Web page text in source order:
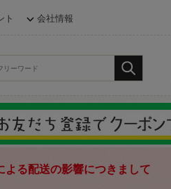
ト 会社情報
よる配送の影響につきまして